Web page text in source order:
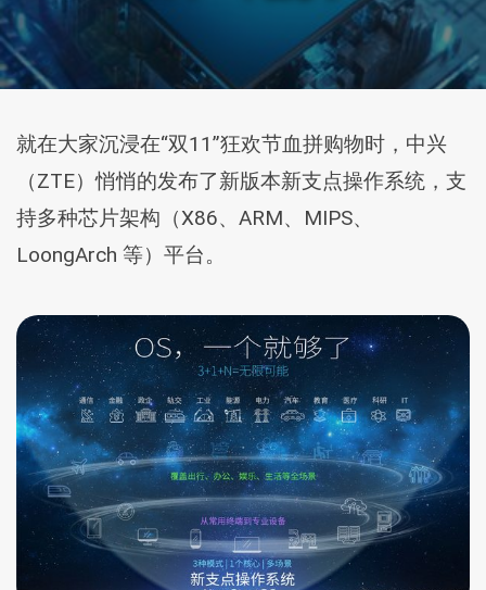
就在大家沉浸在“双11”狂欢节血拼购物时，中兴
（ZTE）悄悄的发布了新版本新支点操作系统，支
持多种芯片架构（X86、ARM、MIPS、
LoongArch 等）平台。